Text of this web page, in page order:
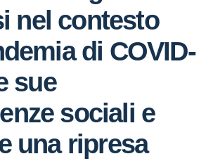
nel contesto
di COVID-
sue
sociali e
una ripresa